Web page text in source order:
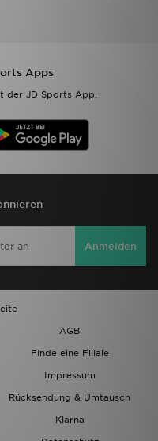
Apps
der JD Sports App.
Anmelden
AGB
Finde eine Filiale
Impressum
Rücksendung & Umtausch
Klarna